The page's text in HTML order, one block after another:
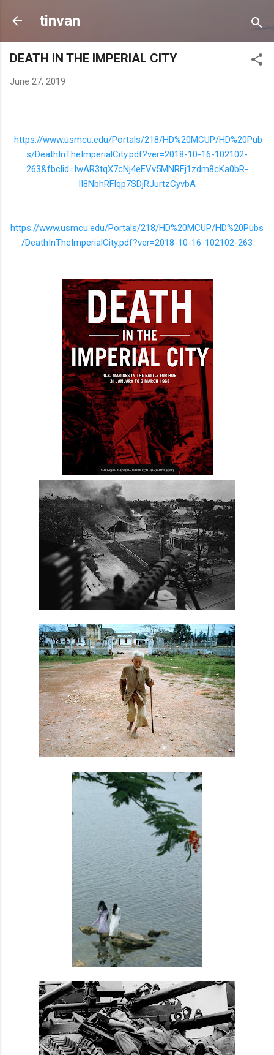
tinvan
DEATH IN THE IMPERIAL CITY
June 27, 2019
https://www.usmcu.edu/Portals/218/HD%20MCUP/HD%20Pub
s/DeathInTheImperialCity.pdf?ver=2018-10-16-102102-
263&fbclid=IwAR3tqX7cNj4eEVv5MNRFj1zdm8cKa0bR-
II8NbhRFlqp7SDjRJurtzCyvbA
https://www.usmcu.edu/Portals/218/HD%20MCUP/HD%20Pubs
/DeathInTheImperialCity.pdf?ver=2018-10-16-102102-263